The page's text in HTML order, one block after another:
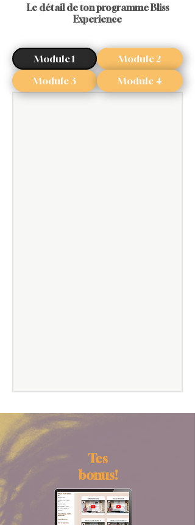
Le détail de ton programme Bliss
Experience
Module 1
Module 2
Module 3
Module 4
Tes
bonus!